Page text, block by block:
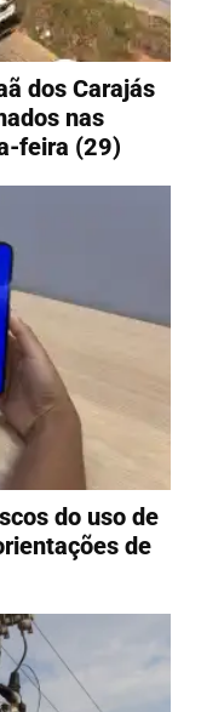
dos Carajás
nas
feira (29)
do uso de
de